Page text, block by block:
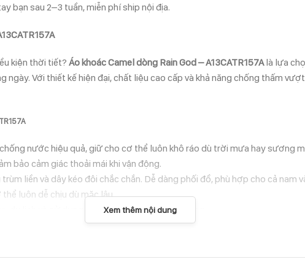
bạn sau 2–3 tuần, miễn phí ship nội địa.
kiện thời tiết? Áo khoác Camel dòng Rain God – A13CATR157Alà lựa
ngày. Với thiết kế hiện đại, chất liệu cao cấp và khả năng chống thấm
nước hiệu quả, giữ cho cơ thể luôn khô ráo dù trời mưa hay sương
bảo cảm giác thoải mái khi vận động.
liền và dây kéo đôi chắc chắn. Dễ dàng phối đồ, phù hợp cho cả nam
luôn dễ chịu dù mặc lâu.
du lịch và sử dụng hàng ngày vào mùa thu, đông.
Xem thêm nội dung